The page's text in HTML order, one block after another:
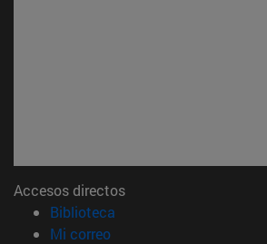
Accesos directos
Biblioteca
Mi correo(abre en nueva ventana)